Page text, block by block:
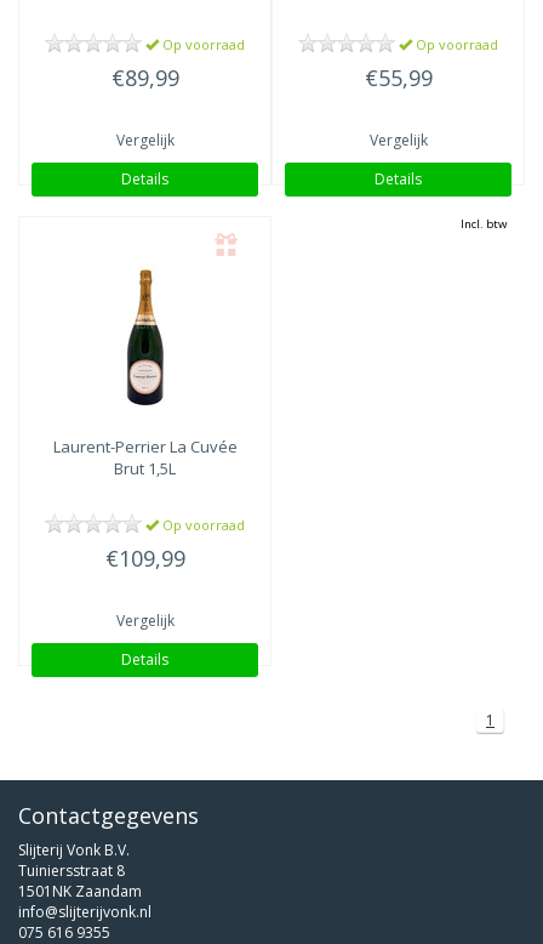
Op voorraad
€89,99
Vergelijk
Details
Op voorraad
€55,99
Vergelijk
Details
Laurent-PerrierLa Cuvée
Brut 1,5L
Op voorraad
€109,99
Vergelijk
Details
Incl. btw
1
Contactgegevens
Slijterij Vonk B.V.
Tuiniersstraat 8
1501NK Zaandam
info@slijterijvonk.nl
075 616 9355